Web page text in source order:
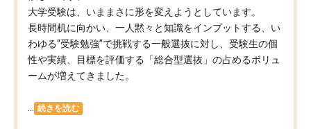
大学受験は、いままさに形を変えようとしています。
長時間机に向かい、一人黙々と知識をインプットする、い
わゆる“受験勉強”で挑戦する一般選抜に対し、受験生の個
性や実績、目標を評価する「総合型選抜」の占めるボリュ
ームが増えてきました。
続きを読む